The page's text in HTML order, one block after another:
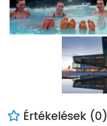
Értékelések (0)